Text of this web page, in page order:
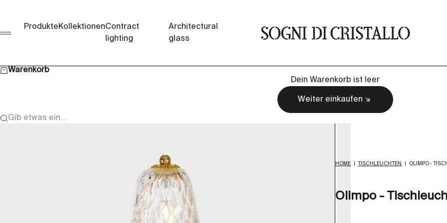
Sogni di cristallo
Menü
ProdukteKollektionenContract
lighting
Architectural
glass
Warenkorb
Dein Warenkorb ist leer
Weiter einkaufen
Gib etwas ein...
HOME TISCHLEUCHTEN OLIMPO -
Olimpo -